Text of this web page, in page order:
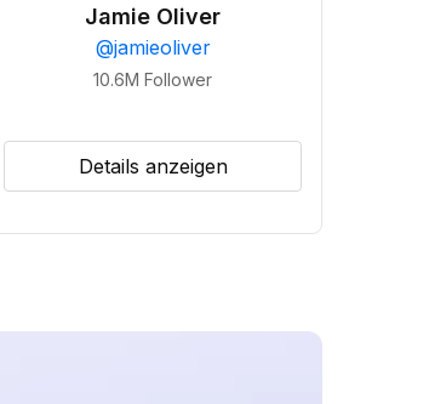
Jamie Oliver
@jamieoliver
10.6M Follower
Details anzeigen